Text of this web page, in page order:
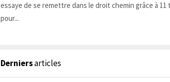
essaye de se remettre dans le droit chemin grâce à
pour...
Derniersarticles